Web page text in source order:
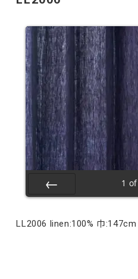
1 of
LL2006 linen:100% 巾:147cm